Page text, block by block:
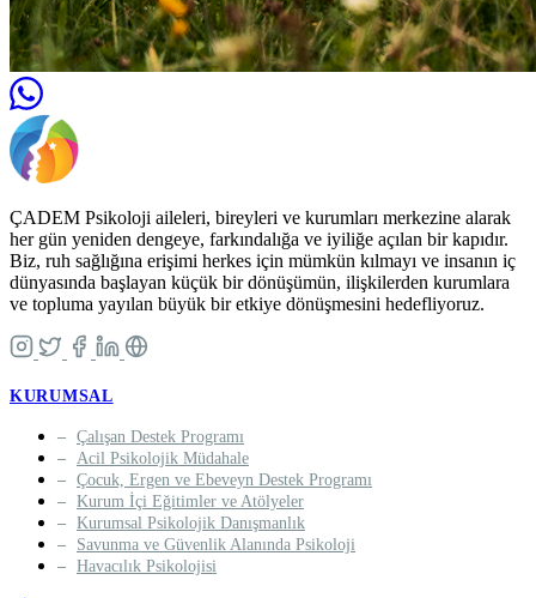
ÇADEM Psikoloji aileleri, bireyleri ve kurumları merkezine alarak
her gün yeniden dengeye, farkındalığa ve iyiliğe açılan bir kapıdır.
Biz, ruh sağlığına erişimi herkes için mümkün kılmayı ve insanın iç
dünyasında başlayan küçük bir dönüşümün, ilişkilerden kurumlara
ve topluma yayılan büyük bir etkiye dönüşmesini hedefliyoruz.
KURUMSAL
Çalışan Destek Programı
Acil Psikolojik Müdahale
Çocuk, Ergen ve Ebeveyn Destek Programı
Kurum İçi Eğitimler ve Atölyeler
Kurumsal Psikolojik Danışmanlık
Savunma ve Güvenlik Alanında Psikoloji
Havacılık Psikolojisi